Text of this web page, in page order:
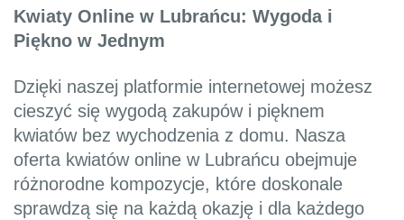
Kwiaty Online w Lubrańcu: Wygoda i
Piękno w Jednym
Dzięki naszej platformie internetowej możesz
cieszyć się wygodą zakupów i pięknem
kwiatów bez wychodzenia z domu. Nasza
oferta kwiatów online w Lubrańcu obejmuje
różnorodne kompozycje, które doskonale
sprawdzą się na każdą okazję i dla każdego